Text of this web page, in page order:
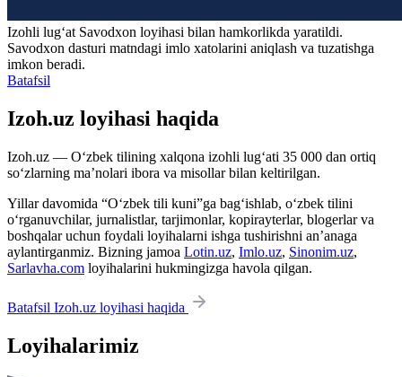
Izohli lugʻat Savodxon loyihasi bilan hamkorlikda yaratildi.
Savodxon dasturi matndagi imlo xatolarini aniqlash va tuzatishga
imkon beradi.
Batafsil
Izoh.uz loyihasi haqida
Izoh.uz — O‘zbek tilining xalqona izohli lug‘ati 35 000 dan ortiq
so‘zlarning ma’nolari ibora va misollar bilan keltirilgan.
Yillar davomida “O‘zbek tili kuni”ga bag‘ishlab, o‘zbek tilini
o‘rganuvchilar, jurnalistlar, tarjimonlar, kopirayterlar, blogerlar va
boshqalar uchun foydali loyihalarni ishga tushirishni an’anaga
aylantirganmiz. Bizning jamoa Lotin.uz, Imlo.uz, Sinonim.uz,
Sarlavha.com loyihalarini hukmingizga havola qilgan.
Batafsil Izoh.uz loyihasi haqida
Loyihalarimiz